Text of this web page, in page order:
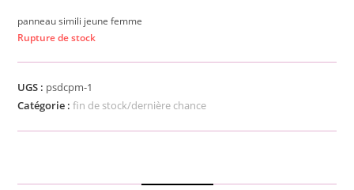
panneau simili jeune femme
Rupture de stock
UGS : psdcpm-1
Catégorie :fin de stock/dernière chance